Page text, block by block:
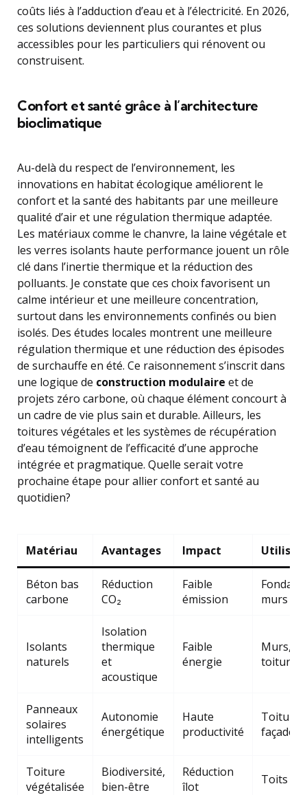
coûts liés à l’adduction d’eau et à l’électricité. En 2026,
ces solutions deviennent plus courantes et plus
accessibles pour les particuliers qui rénovent ou
construisent.
Confort et santé grâce à l’architecture
bioclimatique
Au-delà du respect de l’environnement, les
innovations en habitat écologique améliorent le
confort et la santé des habitants par une meilleure
qualité d’air et une régulation thermique adaptée.
Les matériaux comme le chanvre, la laine végétale et
les verres isolants haute performance jouent un rôle
clé dans l’inertie thermique et la réduction des
polluants. Je constate que ces choix favorisent un
calme intérieur et une meilleure concentration,
surtout dans les environnements confinés ou bien
isolés. Des études locales montrent une meilleure
régulation thermique et une réduction des épisodes
de surchauffe en été. Ce raisonnement s’inscrit dans
une logique de construction modulaire et de
projets zéro carbone, où chaque élément concourt à
un cadre de vie plus sain et durable. Ailleurs, les
toitures végétales et les systèmes de récupération
d’eau témoignent de l’efficacité d’une approche
intégrée et pragmatique. Quelle serait votre
prochaine étape pour allier confort et santé au
quotidien?
Matériau Avantages Impact
Béton bas
carbone
Réduction
CO₂
Faible
émission
murs
Isolants
naturels
Isolation
thermique
et
acoustique
Faible
énergie
Murs,
toitures
Panneaux
solaires
intelligents
Autonomie
énergétique
Haute
productivité
façades
Toiture
végétalisée
Biodiversité,
bien-être
Réduction
îlot
Toits